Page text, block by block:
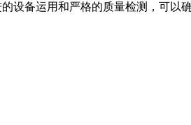
设备运用和严格的质量检测，可以